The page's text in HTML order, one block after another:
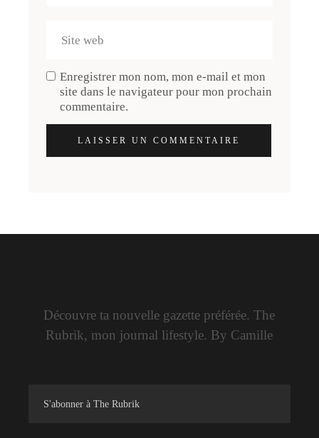
Enregistrer mon nom, mon e-mail et mon
site dans le navigateur pour mon prochain
commentaire.
LAISSER UN COMMENTAIRE
Découvre ta nouvelle gazette préférée. The
Rubrik, mon journal lifestyle. By Camille